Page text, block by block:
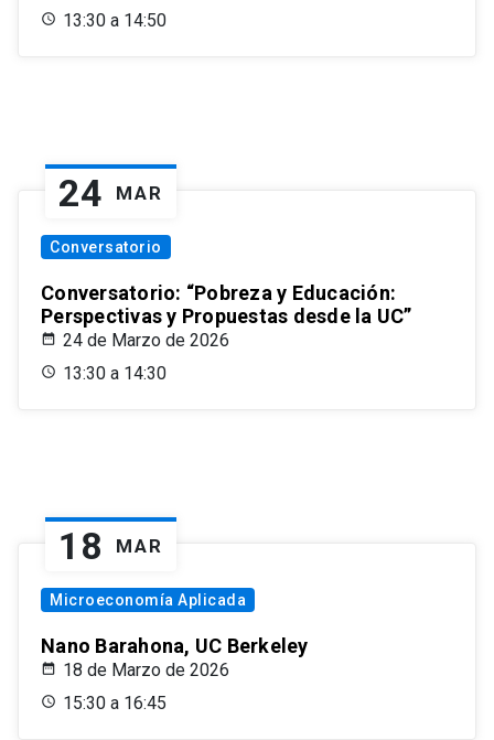
13:30 a 14:50
24 MAR
Conversatorio
Conversatorio: “Pobreza y Educación:
Perspectivas y Propuestas desde la UC”
24 de Marzo de 2026
13:30 a 14:30
18 MAR
Microeconomía Aplicada
Nano Barahona, UC Berkeley
18 de Marzo de 2026
15:30 a 16:45